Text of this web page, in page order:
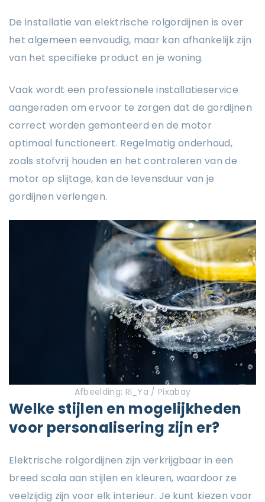
De installatie van elektrische rolgordijnen is over
het algemeen eenvoudig, maar kan afhankelijk zijn
van het specifieke product en je woning.
Vaak wordt een professionele installatieservice
aangeraden om ervoor te zorgen dat de gordijnen
correct worden gemonteerd en de motor
optimaal functioneert. Regelmatig onderhoud,
zoals stofvrij houden en het controleren van de
motor op slijtage, kan de levensduur van je
gordijnen verlengen.
Afbeelding: Ri_Ya / Pixabay
Welke stijlen en mogelijkheden
voor personalisering zijn er?
Elektrische rolgordijnen zijn verkrijgbaar in een
breed scala aan stijlen en kleuren, waardoor ze
veelzijdig zijn voor elk interieur. Je kunt kiezen voor